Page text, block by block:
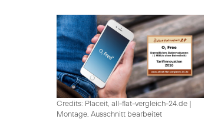
Credits: Placeit, all-flat-vergleich-24.de |
Montage, Ausschnitt bearbeitet